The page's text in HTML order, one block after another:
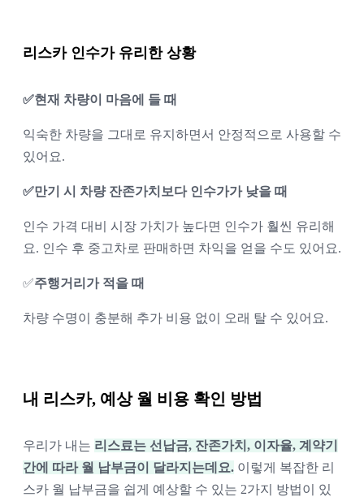
리스카 인수가 유리한 상황
✅현재 차량이 마음에 들 때
익숙한 차량을 그대로 유지하면서 안정적으로 사용할 수
있어요.
✅만기 시 차량 잔존가치보다 인수가가 낮을 때
인수 가격 대비 시장 가치가 높다면 인수가 훨씬 유리해
요. 인수 후 중고차로 판매하면 차익을 얻을 수도 있어요.
✅주행거리가 적을 때
차량 수명이 충분해 추가 비용 없이 오래 탈 수 있어요.
내 리스카, 예상 월 비용 확인 방법
우리가 내는 리스료는 선납금, 잔존가치, 이자율, 계약기
간에 따라 월 납부금이 달라지는데요. 이렇게 복잡한 리
스카 월 납부금을 쉽게 예상할 수 있는 2가지 방법이 있